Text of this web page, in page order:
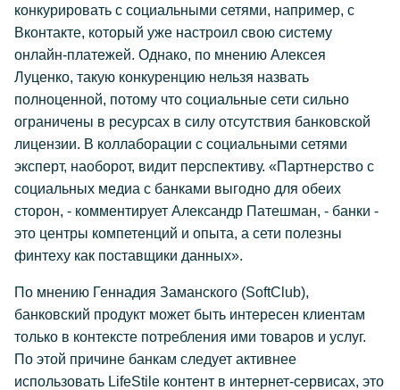
конкурировать с социальными сетями, например, с
Вконтакте, который уже настроил свою систему
онлайн-платежей. Однако, по мнению Алексея
Луценко, такую конкуренцию нельзя назвать
полноценной, потому что социальные сети сильно
ограничены в ресурсах в силу отсутствия банковской
лицензии. В коллаборации с социальными сетями
эксперт, наоборот, видит перспективу. «Партнерство с
социальных медиа с банками выгодно для обеих
сторон, - комментирует Александр Патешман, - банки -
это центры компетенций и опыта, а сети полезны
финтеху как поставщики данных».
По мнению Геннадия Заманского (SoftClub),
банковский продукт может быть интересен клиентам
только в контексте потребления ими товаров и услуг.
По этой причине банкам следует активнее
использовать LifeStile контент в интернет-сервисах, это